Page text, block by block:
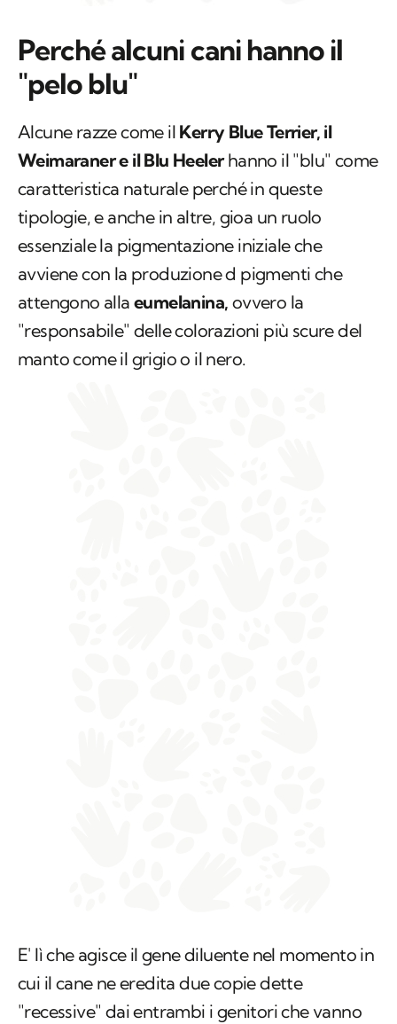
Perché alcuni cani hanno il
"pelo blu"
Alcune razze come il Kerry Blue Terrier, il
Weimaraner e il Blu Heelerhanno il "blu" come
caratteristica naturale perché in queste
tipologie, e anche in altre, gioa un ruolo
essenziale la pigmentazione iniziale che
avviene con la produzione d pigmenti che
attengono allaeumelanina, ovvero la
"responsabile" delle colorazioni più scure del
manto come il grigio o il nero.
E' lì che agisce il gene diluente nel momento in
cui il cane ne eredita due copie dette
"recessive" dai entrambi i genitori che vanno